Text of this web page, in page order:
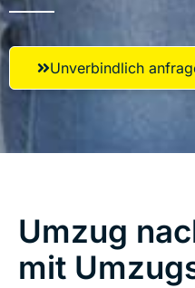
Unverbindlich
Umzug
mit